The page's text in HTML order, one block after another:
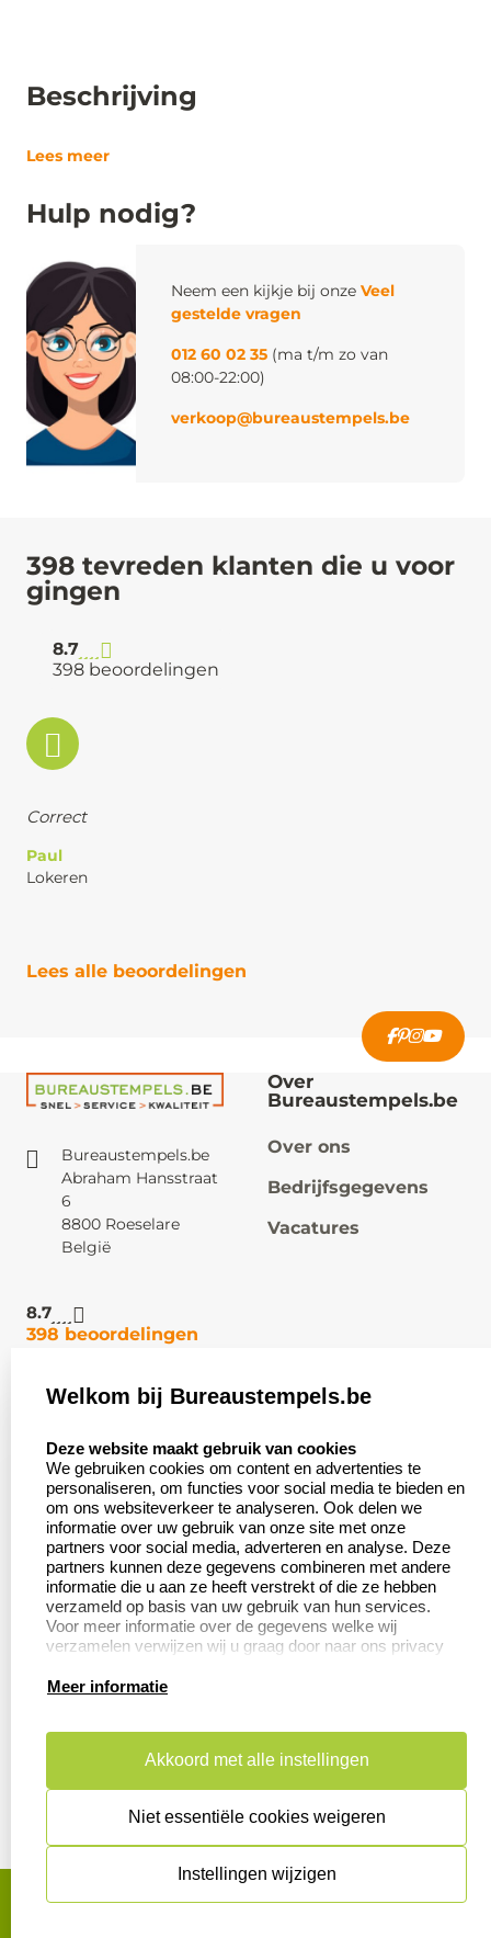
Beschrijving
Lees meer
Hulp nodig?
Neem een kijkje bij onze Veel
gestelde vragen
012 60 02 35 (ma t/m zo van
08:00-22:00)
verkoop@bureaustempels.be
398 tevreden klanten die u voor
gingen
8.7
398 beoordelingen
Correct
Paul
Lokeren
Lees alle beoordelingen
Bureaustempels.be
Abraham Hansstraat
6
8800 Roeselare
België
8.7
398 beoordelingen
Over
Bureaustempels.be
Over ons
Bedrijfsgegevens
Vacatures
Klantenservice:
Contact
Veel gestelde vragen
Retourneren
Herroepingsrecht
Zakelijk:
Aanvraag op maat
Wederverkoper
worden
Betaling &
Verzending
Productinformatie:
Aanleverspecificaties
Instructie voor
Safety Sheets
Sitemap
algemene voorwaarden
disclaimer
Welkom bij Bureaustempels.be
Deze website maakt gebruik van cookies
We gebruiken cookies om content en advertenties te
personaliseren, om functies voor social media te bieden en
om ons websiteverkeer te analyseren. Ook delen we
informatie over uw gebruik van onze site met onze
partners voor social media, adverteren en analyse. Deze
partners kunnen deze gegevens combineren met andere
informatie die u aan ze heeft verstrekt of die ze hebben
verzameld op basis van uw gebruik van hun services.
Voor meer informatie over de gegevens welke wij
verzamelen verwijzen wij u graag door naar ons privacy
Meer informatie
Akkoord met alle instellingen
Niet essentiële cookies weigeren
Instellingen wijzigen